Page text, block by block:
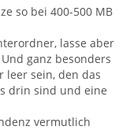
so bei 400-500 MB
lasse aber
ganz besonders
leer sein, den das
drin sind und eine
vermutlich